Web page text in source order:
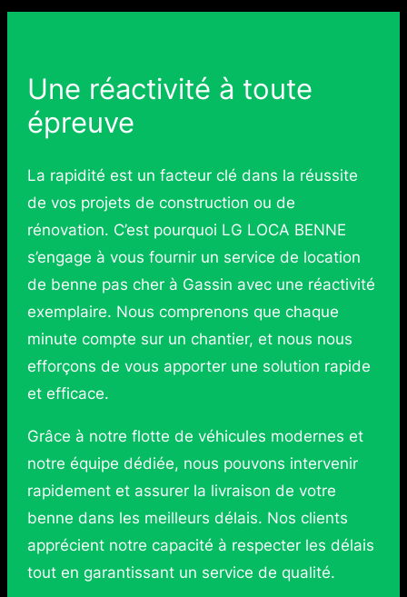
Une réactivité à toute
épreuve
La rapidité est un facteur clé dans la réussite
de vos projets de construction ou de
rénovation. C’est pourquoi LG LOCA BENNE
s’engage à vous fournir un service de location
de benne pas cher à Gassin avec une réactivité
exemplaire. Nous comprenons que chaque
minute compte sur un chantier, et nous nous
efforçons de vous apporter une solution rapide
et efficace.
Grâce à notre flotte de véhicules modernes et
notre équipe dédiée, nous pouvons intervenir
rapidement et assurer la livraison de votre
benne dans les meilleurs délais. Nos clients
apprécient notre capacité à respecter les délais
tout en garantissant un service de qualité.